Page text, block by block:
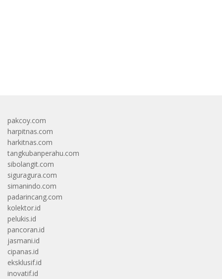
pakcoy.com
harpitnas.com
harkitnas.com
tangkubanperahu.com
sibolangit.com
siguragura.com
simanindo.com
padarincang.com
kolektor.id
pelukis.id
pancoran.id
jasmani.id
cipanas.id
eksklusif.id
inovatif.id